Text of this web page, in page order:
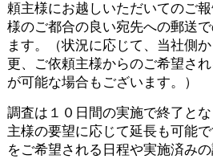
頼主様にお越しいただいてのご
様のご都合の良い宛先への郵送
ます。（状況に応じて、当社側
更、ご依頼主様からのご希望さ
が可能な場合もございます。）
調査は１０日間の実施で終了と
主様の要望に応じて延長も可能
をご希望される日程や実施済み